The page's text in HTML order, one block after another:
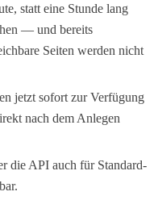
statt eine Stunde lang
— und bereits
Seiten werden nicht
jetzt sofort zur Verfügung
nach dem Anlegen
die API auch für Standard-